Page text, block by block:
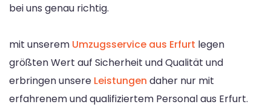
bei uns genau richtig.
mit unserem Umzugsservice aus Erfurt legen
größten Wert auf Sicherheit und Qualität und
erbringen unsere Leistungen daher nur mit
erfahrenem und qualifiziertem Personal aus Erfurt.